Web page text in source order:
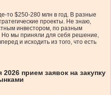
то $250-280 млн в год. В разные
проекты. Не знаю,
инвестором, по разным
мы приняли для себя решение,
и исходить из того, что есть
прием заявок на закупку